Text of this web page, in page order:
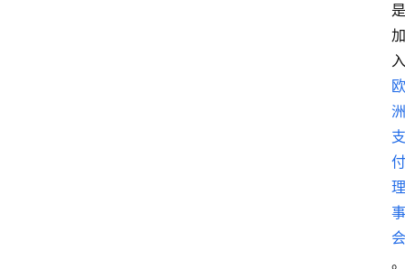
是
加
入
欧
洲
支
付
理
事
会
。